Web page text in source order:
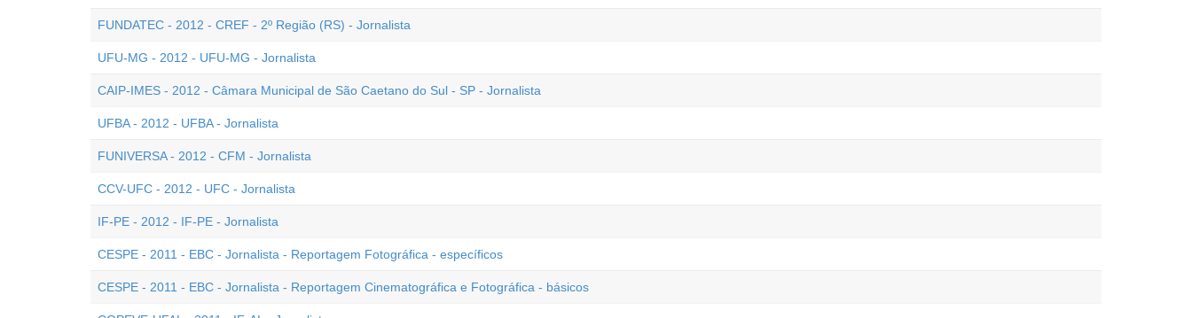
FUNDATEC - 2012 - CREF - 2º Região (RS) - Jornalista
UFU-MG - 2012 - UFU-MG - Jornalista
CAIP-IMES - 2012 - Câmara Municipal de São Caetano do Sul - SP - Jornalista
UFBA - 2012 - UFBA - Jornalista
FUNIVERSA - 2012 - CFM - Jornalista
CCV-UFC - 2012 - UFC - Jornalista
IF-PE - 2012 - IF-PE - Jornalista
CESPE - 2011 - EBC - Jornalista - Reportagem Fotográfica - específicos
CESPE - 2011 - EBC - Jornalista - Reportagem Cinematográfica e Fotográfica - básicos